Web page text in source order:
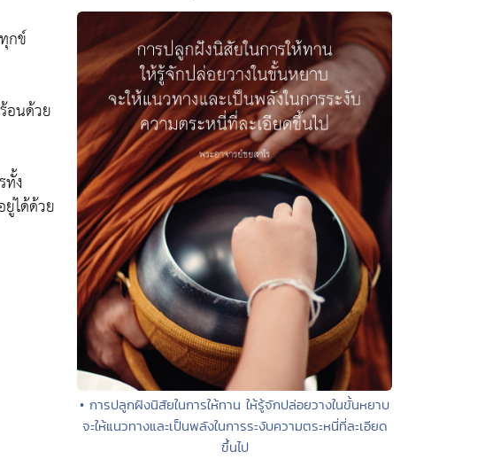
กข์
อนด้วย
ง
ได้ด้วย
• การปลูกฝังนิสัยในการให้ทาน ให้รู้จักปล่อยวางในขั้นหยาบ
จะให้แนวทางและเป็นพลังในการระงับความตระหนี่ที่ละเอียด
ขึ้นไป